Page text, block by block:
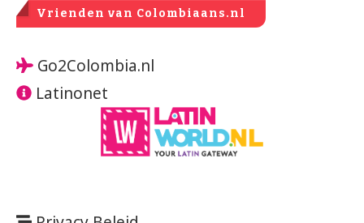
Vrienden van Colombiaans.nl
Go2Colombia.nl
Latinonet